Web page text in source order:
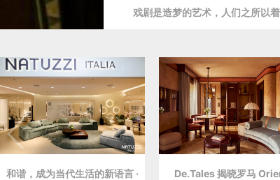
戏剧是造梦的艺术，人们之所以
和谐，成为当代生活的新语言 ·
De.Tales 揭晓罗马